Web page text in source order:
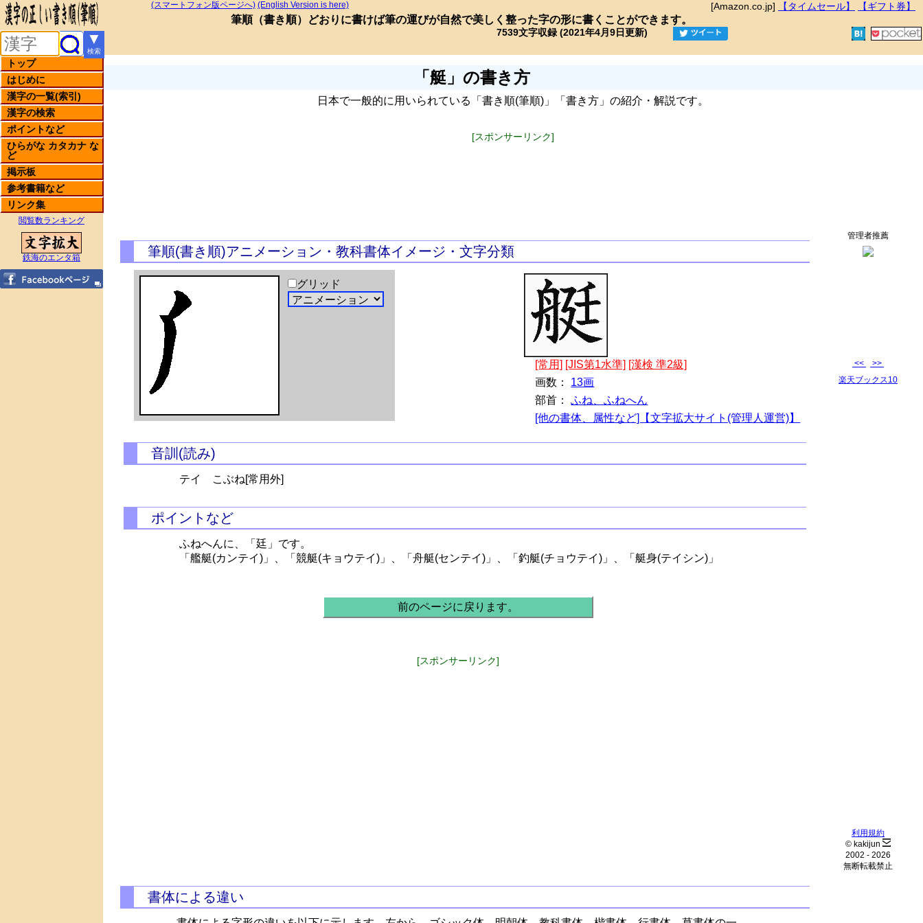
[Amazon.co.jp] 【タイムセール】 【ギフト券】
(スマートフォン版ページへ) (English Version is here)
筆順（書き順）どおりに書けば筆の運びが自然で美しく整った字の形に書くことができます。
7539文字収録 (2021年4月9日更新)
▼
検索
トップ
はじめに
漢字の一覧(索引)
漢字の検索
ポイントなど
ひらがな カタカナ な
ど
掲示板
参考書籍など
リンク集
閲覧数ランキング
鉄海のエンタ箱
「艇」の書き方
日本で一般的に用いられている「書き順(筆順)」「書き方」の紹介・解説です。
[スポンサーリンク]
筆順(書き順)アニメーション・教科書体イメージ・文字分類
グリッド
[常用] [JIS第1水準] [漢検 準2級]
画数： 13画
部首：ふね、ふねへん
[他の書体、属性など]【文字拡大サイト(管理人運営)】
音訓(読み)
テイ こぶね[常用外]
ポイントなど
ふねへんに、「廷」です。
「艦艇(カンテイ)」、「競艇(キョウテイ)」、「舟艇(センテイ)」、「釣艇(チョウテイ)」、「艇身(テイシン)」
前のページに戻ります。
[スポンサーリンク]
書体による違い
管理者推薦
<<
>>
楽天ブックス10
利用規約
© kakijun
2002 - 2026
無断転載禁止